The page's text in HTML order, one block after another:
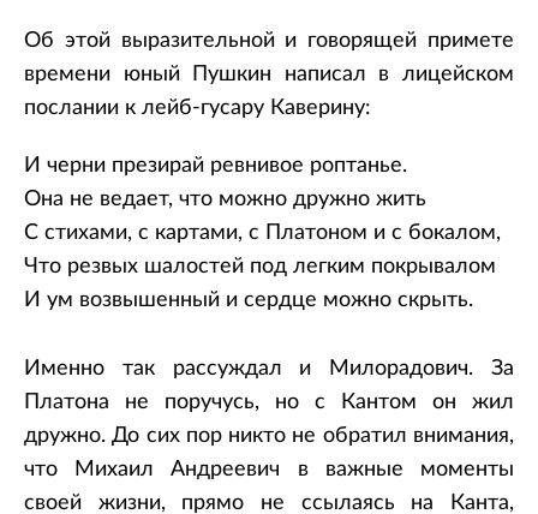
Об этой выразительной и говорящей примете
времени юный Пушкин написал в лицейском
послании к лейб-гусару Каверину:
И черни презирай ревнивое роптанье.
Она не ведает, что можно дружно жить
С стихами, с картами, с Платоном и с бокалом,
Что резвых шалостей под легким покрывалом
И ум возвышенный и сердце можно скрыть.
Именно так рассуждал и Милорадович. За
Платона не поручусь, но с Кантом он жил
дружно. До сих пор никто не обратил внимания,
что Михаил Андреевич в важные моменты
своей жизни, прямо не ссылаясь на Канта,